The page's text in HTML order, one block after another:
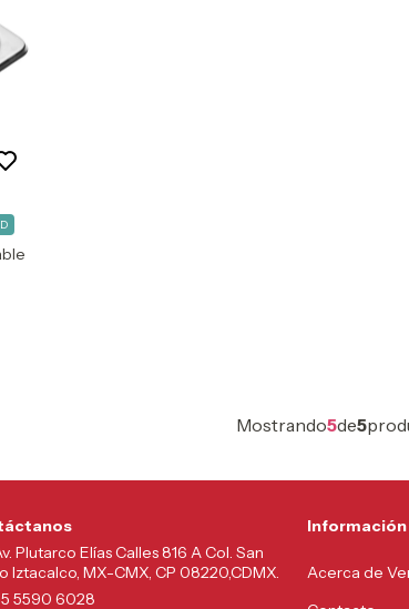
Mostrando5de5
Plutarco Elías Calles 816 A Col. San
Iztacalco, MX-CMX, CP 08220,CDMX.
5590 6028
Información
Acerca de